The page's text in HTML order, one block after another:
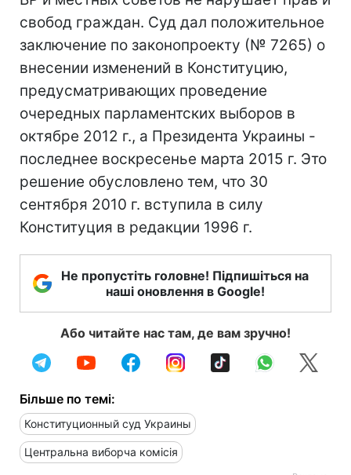
свобод граждан. Суд дал положительное
заключение по законопроекту (№ 7265) о
внесении изменений в Конституцию,
предусматривающих проведение
очередных парламентских выборов в
октябре 2012 г., а Президента Украины -
последнее воскресенье марта 2015 г. Это
решение обусловлено тем, что 30
сентября 2010 г. вступила в силу
Конституция в редакции 1996 г.
Не пропустіть головне! Підпишіться на
наші оновлення в Google!
Або читайте нас там, де вам зручно!
Більше по темі:
Конституционный суд Украины
Центральна виборча комісія